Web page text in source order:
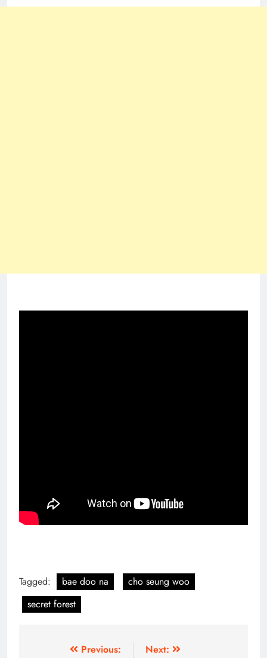
Tagged: bae doo na
cho seung woo
secret forest
Previous:
Next: